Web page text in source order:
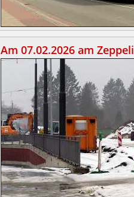
Am 07.02.2026 am